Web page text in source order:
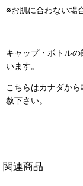
※お肌に合わない場
キャップ・ボトル
います。
こちらはカナダか
赦下さい。
関連商品